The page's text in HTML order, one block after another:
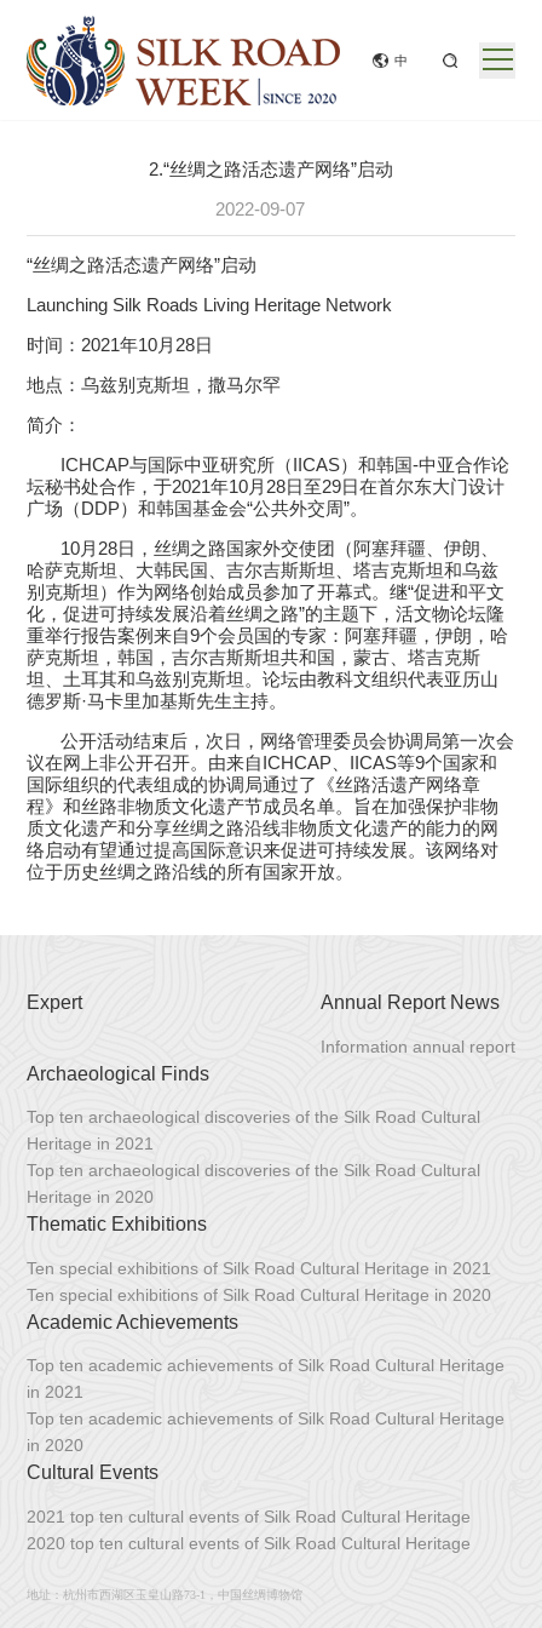
中
2.“丝绸之路活态遗产网络”启动
2022-09-07
“丝绸之路活态遗产网络”启动
Launching Silk Roads Living Heritage Network
时间： 2021年10月28日
地点：乌兹别克斯坦，撒马尔罕
简介：
ICHCAP与国际中亚研究所（IICAS）和韩国-中亚合作论
坛秘书处合作，于2021年10月 28日至29日在首尔东大门设计
广场（DDP）和韩国基金会“公共外交周”。
10月 28日，丝绸之路国家外交使团（阿塞拜疆、伊朗、
哈萨克斯坦、大韩民国、吉尔吉斯斯坦、塔吉克斯坦和乌兹
别克斯坦）作为网络创始成员参加了开幕式。继“促进和平文
化，促进可持续发展沿着丝绸之路”的主题下，活文物论坛隆
重举行报告案例来自9个会员国的专家：阿塞拜疆，伊朗，哈
萨克斯坦，韩国，吉尔吉斯斯坦共和国，蒙古、塔吉克斯
坦、土耳其和乌兹别克斯坦。论坛由教科文组织代表亚历山
德罗斯·马卡里加基斯先生主持。
公开活动结束后，次日，网络管理委员会协调局第一次会
议在网上非公开召开。由来自ICHCAP IICAS等9个国家和
国际组织的代表组成的协调局通过了《丝路活遗产网络章
程》和丝路非物质文化遗产节成员名单。旨在加强保护非物
质文化遗产和分享丝绸之路沿线非物质文化遗产的能力的网
络启动有望通过提高国际意识来促进可持续发展。该网络对
位于历史丝绸之路沿线的所有国家开放。
Expert Annual Report News
Information annual report
Archaeological Finds
Top ten archaeological discoveries of the Silk Road Cultural
Heritage in 2021
Top ten archaeological discoveries of the Silk Road Cultural
Heritage in 2020
Thematic Exhibitions
Ten special exhibitions of Silk Road Cultural Heritage in 2021
Ten special exhibitions of Silk Road Cultural Heritage in 2020
Academic Achievements
Top ten academic achievements of Silk Road Cultural Heritage
in 2021
Top ten academic achievements of Silk Road Cultural Heritage
in 2020
Cultural Events
2021 top ten cultural events of Silk Road Cultural Heritage
2020 top ten cultural events of Silk Road Cultural Heritage
地址：杭州市西湖区玉皇山路73-1，中国丝绸博物馆